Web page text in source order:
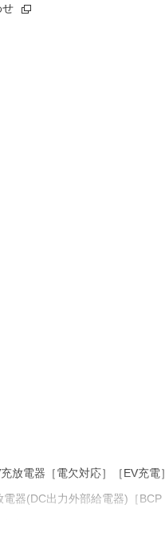
せ
充放電器［電欠対応］［EV充電
電器(DC出力外部給電器)［